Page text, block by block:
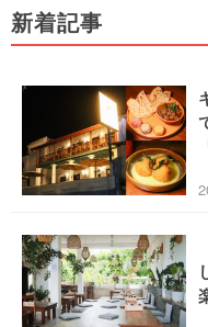
新着記事